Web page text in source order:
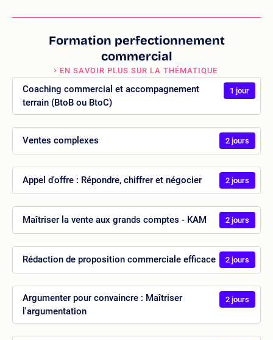
Formation perfectionnement
commercial
EN SAVOIR PLUS SUR LA THÉMATIQUE
Coaching commercial et accompagnement
terrain (BtoB ou BtoC)
1 jour
Ventes complexes 2 jours
Appel d'offre : Répondre, chiffrer et négocier 2 jours
Maîtriser la vente aux grands comptes - KAM 2 jours
Rédaction de proposition commerciale efficace 2 jours
Argumenter pour convaincre : Maîtriser
l'argumentation
2 jours